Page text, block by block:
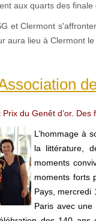
aux quarts des
et Clermont
aura lieu à Clermont le
du Genêt d’or.
L’hommage à
la littérature,
moments
moments forts
Pays, mercredi
Paris avec